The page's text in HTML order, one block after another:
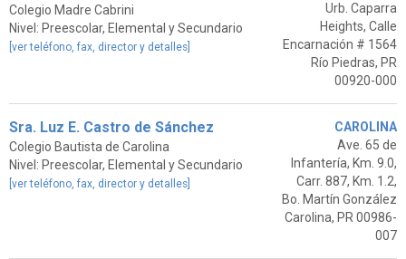
Colegio Madre Cabrini
Nivel: Preescolar, Elemental y Secundario
[ver teléfono, fax, director y detalles]
Urb. Caparra
Heights, Calle
Encarnación # 1564
Río Piedras, PR
00920-000
Sra. Luz E. Castro de Sánchez
Colegio Bautista de Carolina
Nivel: Preescolar, Elemental y Secundario
[ver teléfono, fax, director y detalles]
CAROLINA
Ave. 65 de
Infantería, Km. 9.0,
Carr. 887, Km. 1.2,
Bo. Martín González
Carolina, PR 00986-
007